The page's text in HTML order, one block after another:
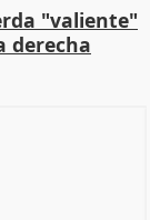
"valiente"
derecha